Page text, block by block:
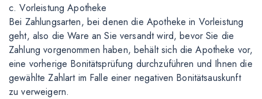
c. Vorleistung Apotheke
Bei Zahlungsarten, bei denen die Apotheke in Vorleistung
geht, also die Ware an Sie versandt wird, bevor Sie die
Zahlung vorgenommen haben, behält sich die Apotheke vor,
eine vorherige Bonitätsprüfung durchzuführen und Ihnen die
gewählte Zahlart im Falle einer negativen Bonitätsauskunft
zu verweigern.